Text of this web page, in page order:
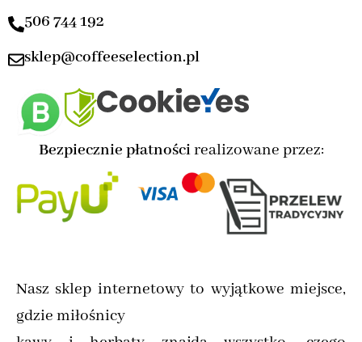
506 744 192
sklep@coffeeselection.pl
Bezpiecznie płatnościrealizowane przez:
Nasz sklep internetowy to wyjątkowe miejsce,
gdzie miłośnicy